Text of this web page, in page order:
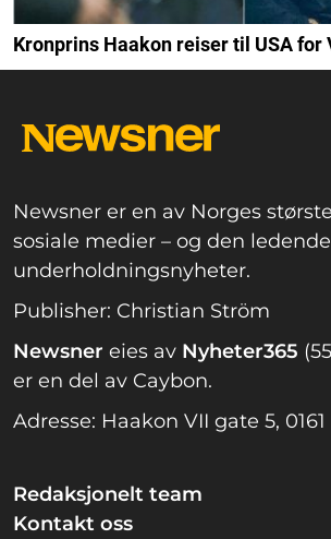
Kronprins Haakon reiser til USA
Newsner er en av Norges
sosiale medier – og den
underholdningsnyheter.
Publisher: Christian Ström
Newsner eies av Nyheter365
er en del av Caybon.
Adresse: Haakon VII gate 5, 0161
Redaksjonelt team
Kontakt oss